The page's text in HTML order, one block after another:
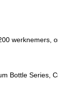
werknemers,
Bottle Series,